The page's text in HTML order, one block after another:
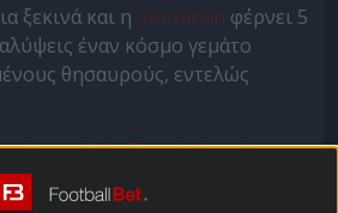
ξεκινά και η Stoiximan φέρνει 5
έναν κόσμο γεμάτο
θησαυρούς, εντελώς
εντελώς δωρεάν* από τη